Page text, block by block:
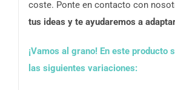
coste. Ponte en contacto con
tus ideas y te ayudaremos a
¡Vamos al grano! En este producto
las siguientes variaciones: